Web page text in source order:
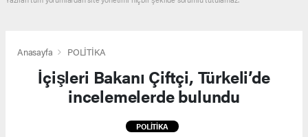
Anasayfa POLİTİKA
İçişleri Bakanı Çiftçi, Türkeli’de
incelemelerde bulundu
POLİTİKA